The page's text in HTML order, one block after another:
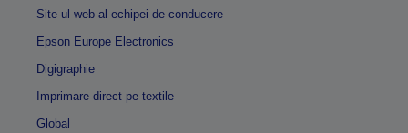
Site-ul web al echipei de conducere
Epson Europe Electronics
Digigraphie
Imprimare direct pe textile
Global